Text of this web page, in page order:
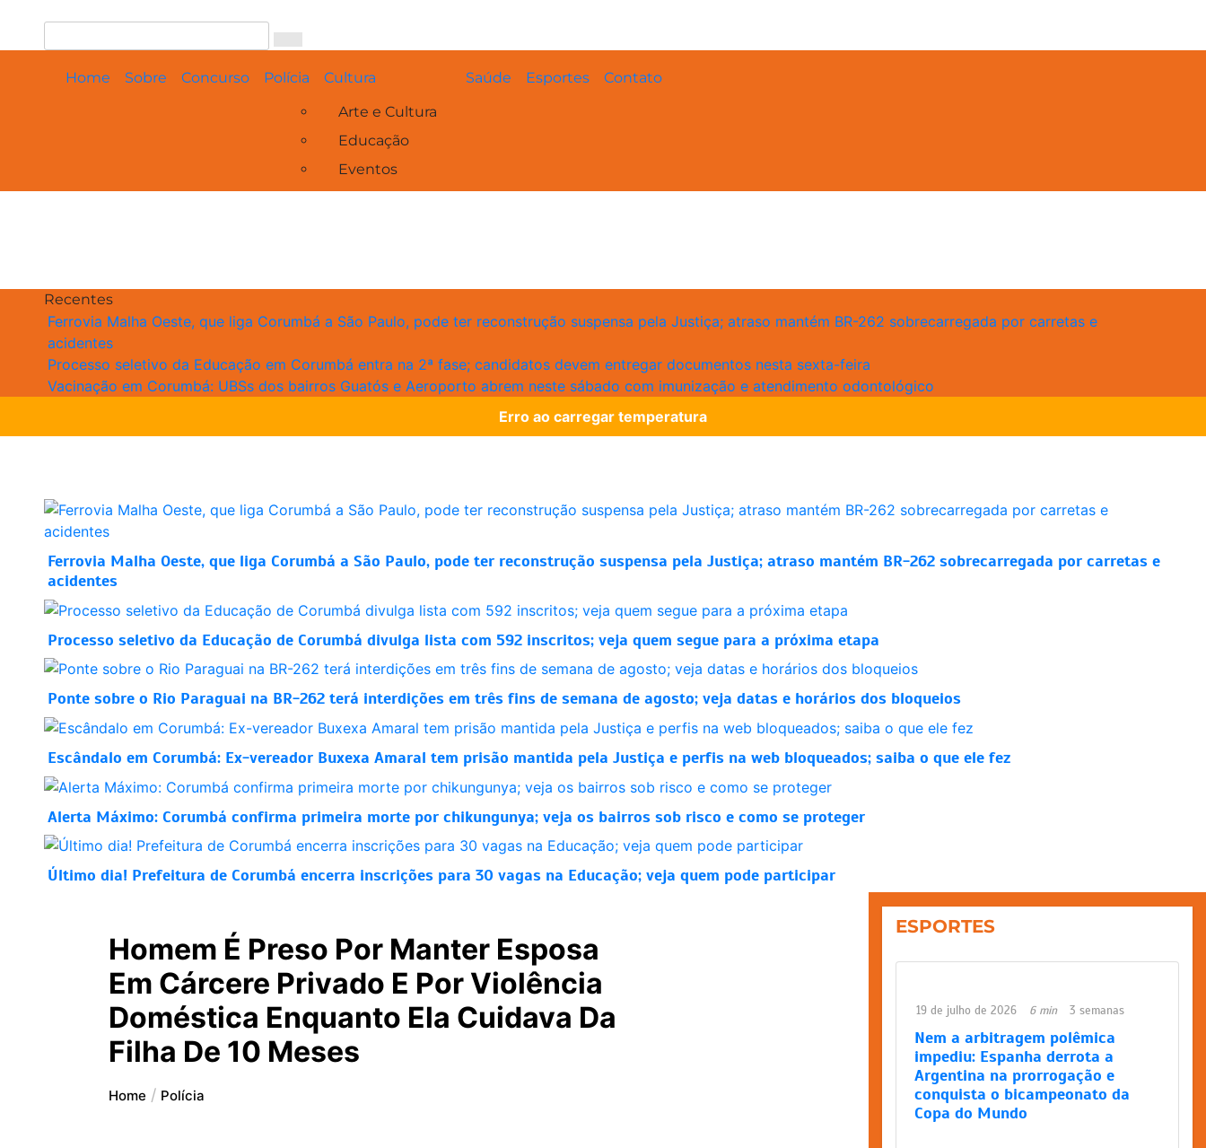
to
Home Sobre Concurso Polícia
Cultura
Arte e Cultura
Educação
Eventos
Saúde Esportes Contato
Recentes
Ferrovia Malha Oeste, que liga Corumbá a São Paulo, pode ter reconstrução suspensa pela Justiça; atraso mantém BR-262 sobrecarregada por carretas e
acidentes
Processo seletivo da Educação em Corumbá entra na 2ª fase; candidatos devem entregar documentos nesta sexta-feira
Vacinação em Corumbá: UBSs dos bairros Guatós e Aeroporto abrem neste sábado com imunização e atendimento odontológico
Erro ao carregar temperatura
Ferrovia Malha Oeste, que liga Corumbá a São Paulo, pode ter reconstrução suspensa pela Justiça; atraso mantém BR-262 sobrecarregada por carretas e
acidentes
Processo seletivo da Educação de Corumbá divulga lista com 592 inscritos; veja quem segue para a próxima etapa
Ponte sobre o Rio Paraguai na BR-262 terá interdições em três fins de semana de agosto; veja datas e horários dos bloqueios
Escândalo em Corumbá: Ex-vereador Buxexa Amaral tem prisão mantida pela Justiça e perfis na web bloqueados; saiba o que ele fez
Alerta Máximo: Corumbá confirma primeira morte por chikungunya; veja os bairros sob risco e como se proteger
Último dia! Prefeitura de Corumbá encerra inscrições para 30 vagas na Educação; veja quem pode participar
Homem É Preso Por Manter Esposa
Em Cárcere Privado E Por Violência
Doméstica Enquanto Ela Cuidava Da
Filha De 10 Meses
Home Polícia
ESPORTES
19 de julho de 2026 6 min 3 semanas
Nem a arbitragem polêmica
impediu: Espanha derrota a
Argentina na prorrogação e
conquista o bicampeonato da
Copa do Mundo